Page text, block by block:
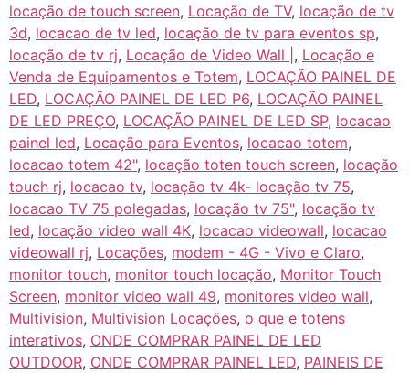
locação de touch screen, Locação de TV, locação de tv
3d, locacao de tv led, locação de tv para eventos sp,
locação de tv rj, Locação de Video Wall | , Locação e
Venda de Equipamentos e Totem, LOCAÇÃO PAINEL DE
LED, LOCAÇÃO PAINEL DE LED P6, LOCAÇÃO PAINEL
DE LED PREÇO, LOCAÇÃO PAINEL DE LED SP, locacao
painel led, Locação para Eventos, locacao totem,
locacao totem 42", locação toten touch screen, locação
touch rj, locacao tv, locação tv 4k- locação tv 75,
locacao TV 75 polegadas, locação tv 75", locação tv
led, locação video wall 4K, locacao videowall, locacao
videowall rj, Locações, modem - 4G - Vivo e Claro,
monitor touch, monitor touch locação, Monitor Touch
Screen, monitor video wall 49, monitores video wall,
Multivision, Multivision Locações, o que e totens
interativos, ONDE COMPRAR PAINEL DE LED
OUTDOOR, ONDE COMPRAR PAINEL LED, PAINEIS DE